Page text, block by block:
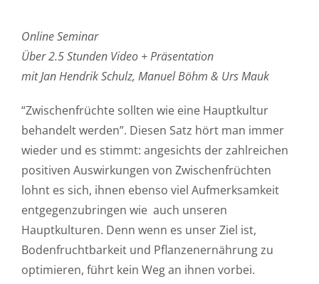
Online Seminar
Über 2.5 Stunden Video + Präsentation
mit Jan Hendrik Schulz, Manuel Böhm & Urs Mauk
“Zwischenfrüchte sollten wie eine Hauptkultur
behandelt werden”. Diesen Satz hört man immer
wieder und es stimmt: angesichts der zahlreichen
positiven Auswirkungen von Zwischenfrüchten
lohnt es sich, ihnen ebenso viel Aufmerksamkeit
entgegenzubringen wie auch unseren
Hauptkulturen. Denn wenn es unser Ziel ist,
Bodenfruchtbarkeit und Pflanzenernährung zu
optimieren, führt kein Weg an ihnen vorbei.